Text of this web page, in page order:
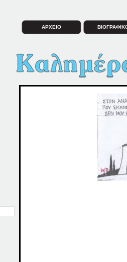
ΑΡΧΕΙΟ